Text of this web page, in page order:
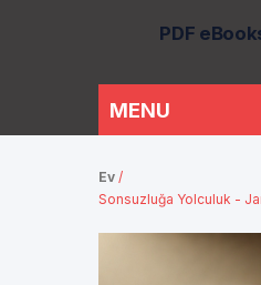
PDF
Ev /
Sonsuzluğa Yolculuk -